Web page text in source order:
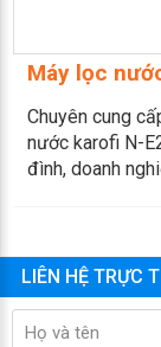
Máy lọc
Chuyên cung
nước karofi N-
đình, doanh
LIÊN HỆ TRỰC